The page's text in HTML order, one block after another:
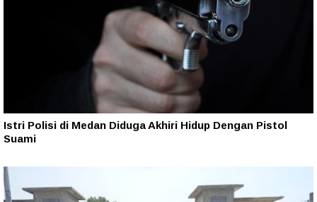
Istri Polisi di Medan Diduga Akhiri Hidup Dengan Pistol
Suami